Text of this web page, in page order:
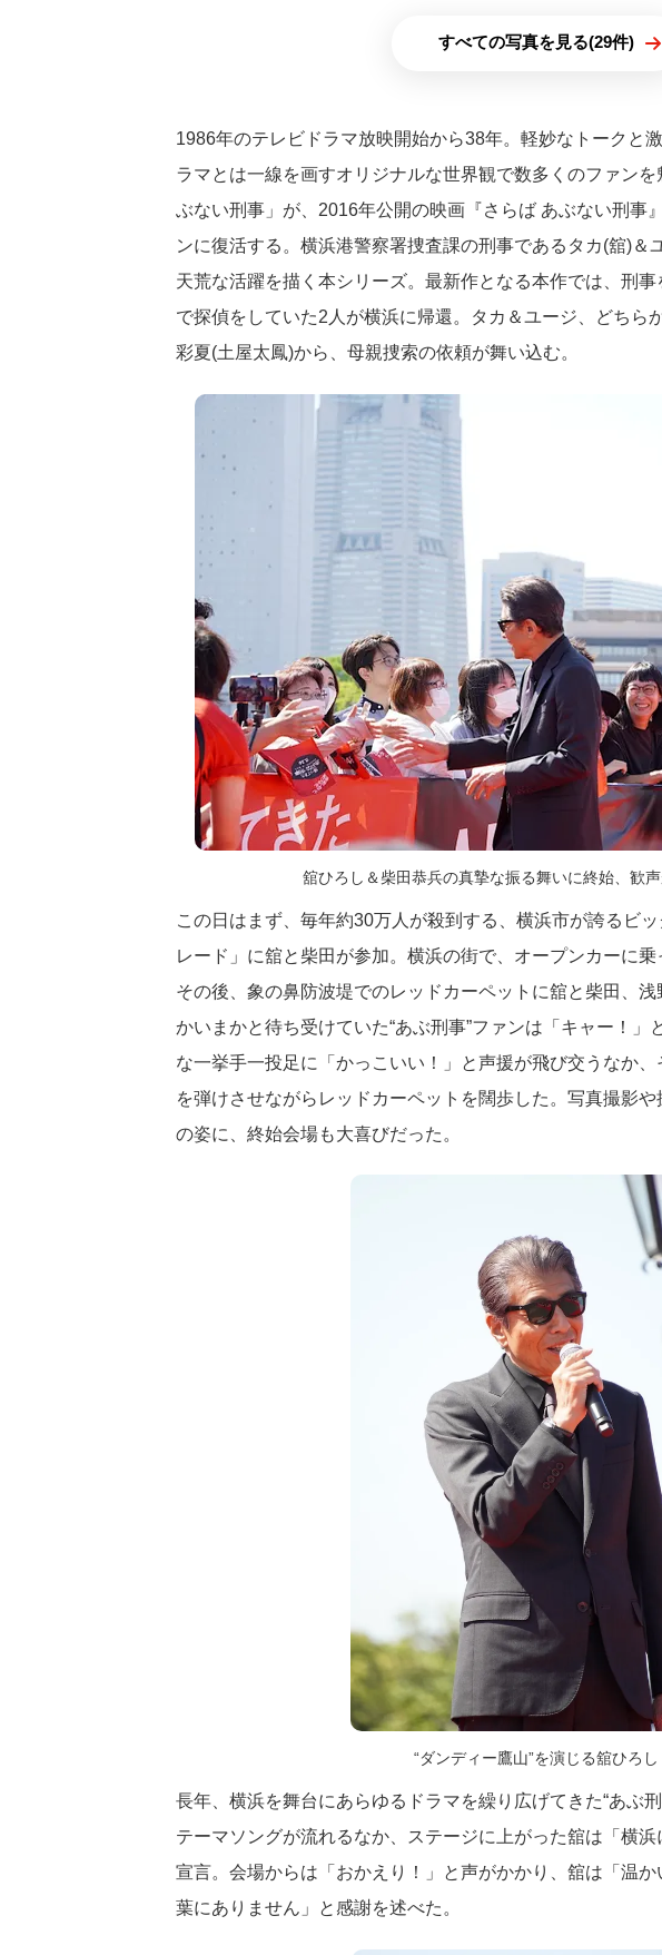
すべての写真を見る(29件)
1986年のテレビドラマ放映開始から38年。軽妙なトークと
ラマとは一線を画すオリジナルな世界観で数多くのファン
ぶない刑事」が、2016年公開の映画『さらば あぶない刑事
ンに復活する。横浜港警察署捜査課の刑事であるタカ(舘)＆
天荒な活躍を描く本シリーズ。最新作となる本作では、刑
で探偵をしていた2人が横浜に帰還。タカ＆ユージ、どちら
彩夏(土屋太鳳)から、母親捜索の依頼が舞い込む。
舘ひろし＆柴田恭兵の真摯な振る舞いに終始、歓
この日はまず、毎年約30万人が殺到する、横浜市が誇るビ
レード」に舘と柴田が参加。横浜の街で、オープンカーに乗
その後、象の鼻防波堤でのレッドカーペットに舘と柴田、
かいまかと待ち受けていた“あぶ刑事”ファンは「キャー！」
な一挙手一投足に「かっこいい！」と声援が飛び交うなか
を弾けさせながらレッドカーペットを闊歩した。写真撮影
の姿に、終始会場も大喜びだった。
“ダンディー鷹山”を演じる舘ひろし
長年、横浜を舞台にあらゆるドラマを繰り広げてきた“あぶ
テーマソングが流れるなか、ステージに上がった舘は「横
宣言。会場からは「おかえり！」と声がかかり、舘は「温
葉にありません」と感謝を述べた。